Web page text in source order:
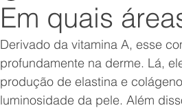
Em quais
Derivado da vitamina A, esse
profundamente na derme. Lá,
produção de elastina e
luminosidade da pele. Além